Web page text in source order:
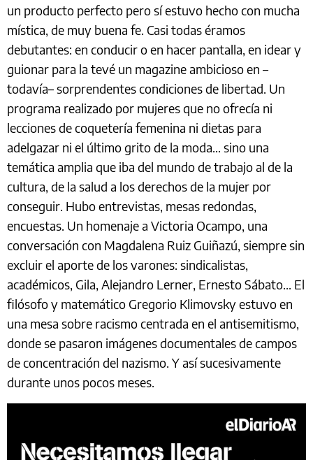
un producto perfecto pero sí estuvo hecho con mucha
mística, de muy buena fe. Casi todas éramos
debutantes: en conducir o en hacer pantalla, en idear y
guionar para la tevé un magazine ambicioso en –
todavía– sorprendentes condiciones de libertad. Un
programa realizado por mujeres que no ofrecía ni
lecciones de coquetería femenina ni dietas para
adelgazar ni el último grito de la moda… sino una
temática amplia que iba del mundo de trabajo al de la
cultura, de la salud a los derechos de la mujer por
conseguir. Hubo entrevistas, mesas redondas,
encuestas. Un homenaje a Victoria Ocampo, una
conversación con Magdalena Ruiz Guiñazú, siempre sin
excluir el aporte de los varones: sindicalistas,
académicos, Gila, Alejandro Lerner, Ernesto Sábato... El
filósofo y matemático Gregorio Klimovsky estuvo en
una mesa sobre racismo centrada en el antisemitismo,
donde se pasaron imágenes documentales de campos
de concentración del nazismo. Y así sucesivamente
durante unos pocos meses.